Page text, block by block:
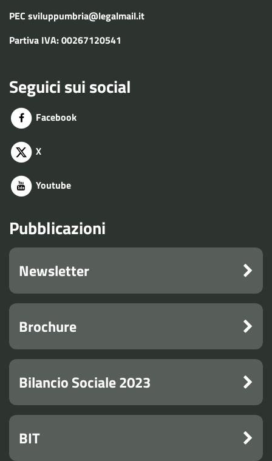
PEC sviluppumbria@legalmail.it
Partiva IVA: 00267120541
Seguici sui social
Facebook
X
Youtube
Pubblicazioni
Newsletter
Brochure
Bilancio Sociale 2023
BIT